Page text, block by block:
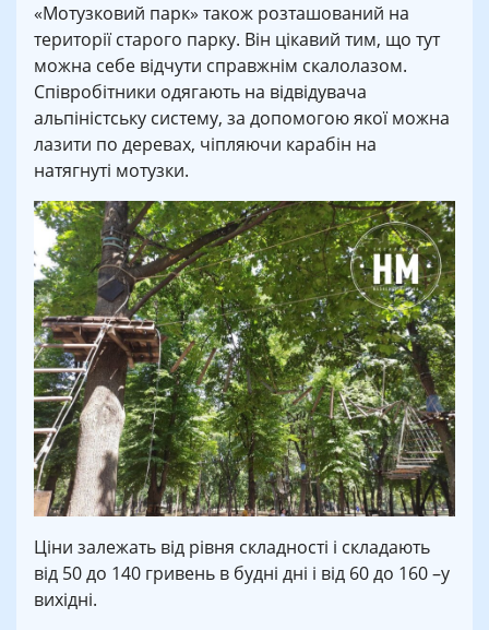
«Мотузковий парк» також розташований на
території старого парку. Він цікавий тим, що тут
можна себе відчути справжнім скалолазом.
Співробітники одягають на відвідувача
альпіністську систему, за допомогою якої можна
лазити по деревах, чіпляючи карабін на
натягнуті мотузки.
Ціни залежать від рівня складності і складають
від 50 до 140 гривень в будні дні і від 60 до 160 –у
вихідні.